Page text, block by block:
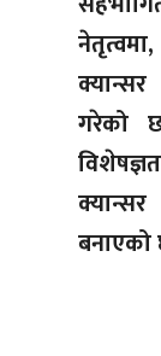
गरेको
बनाएको